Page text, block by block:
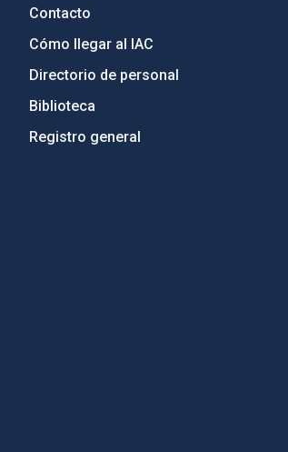
Contacto
Cómo llegar al IAC
Directorio de personal
Biblioteca
Registro general